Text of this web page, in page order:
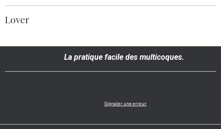
Lover
La pratique facile des multicoques.
Signaler une erreur